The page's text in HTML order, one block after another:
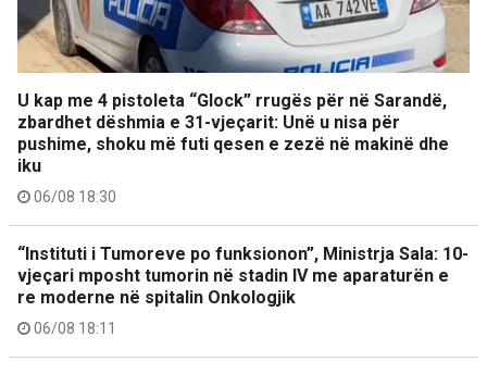
U kap me 4 pistoleta “Glock” rrugës për në Sarandë,
zbardhet dëshmia e 31-vjeçarit: Unë u nisa për
pushime, shoku më futi qesen e zezë në makinë dhe
iku
06/08 18:30
“Instituti i Tumoreve po funksionon”, Ministrja Sala: 10-
vjeçari mposht tumorin në stadin IV me aparaturën e
re moderne në spitalin Onkologjik
06/08 18:11